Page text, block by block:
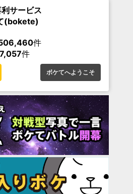
サービス
(bokete)
件
件
ボケてへようこそ